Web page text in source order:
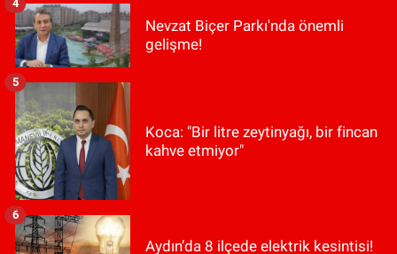
Nevzat Biçer Parkı'nda önemli
gelişme!
4
Koca: "Bir litre zeytinyağı, bir fincan
kahve etmiyor"
5
Aydın’da 8 ilçede elektrik kesintisi!
6